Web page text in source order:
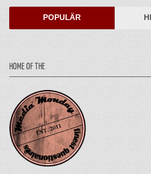
POPULÄR
HOME OF THE